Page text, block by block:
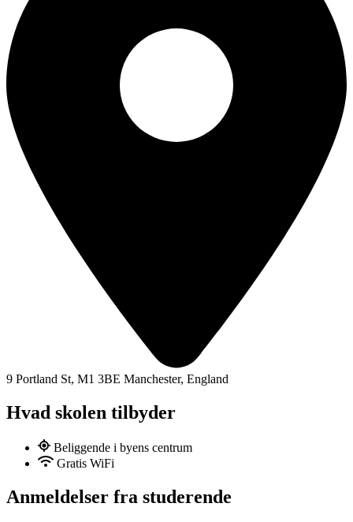
9 Portland St, M1 3BE Manchester, England
Hvad skolen tilbyder
Beliggende i byens centrum
Gratis WiFi
Anmeldelser fra studerende